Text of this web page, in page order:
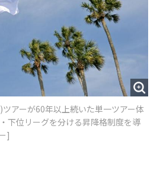
アーが60年以上続いた単一ツアー体
下位リーグを分ける昇降格制度を導
]